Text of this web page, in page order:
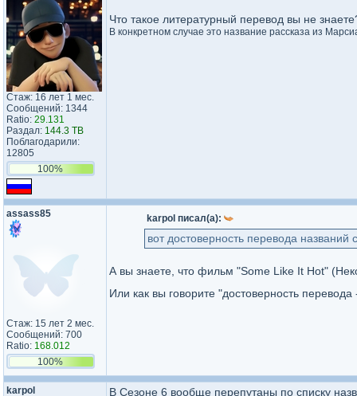
Стаж: 16 лет 1 мес.
Сообщений: 1344
Ratio: 29.131
Раздал: 144.3 TB
Поблагодарили:
12805
100%
Что такое литературный перевод вы не
В конкретном случае это название рассказа из
assass85
Стаж: 15 лет 2 мес.
Сообщений: 700
Ratio: 168.012
100%
karpol писал(а):
вот достоверность перевода
А вы знаете, что фильм "Some Like It Hot"
Или как вы говорите "достоверность
karpol В Сезоне 6 вообще перепутаны по списку